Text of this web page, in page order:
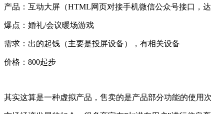
产品：互动大屏（HTML网页对接手机微信公众号接口，
爆点：婚礼/会议暖场游戏
需求：出的起钱（主要是投屏设备），有相关设备
价格：800起步
其实这算是一种虚拟产品，售卖的是产品部分功能的使用